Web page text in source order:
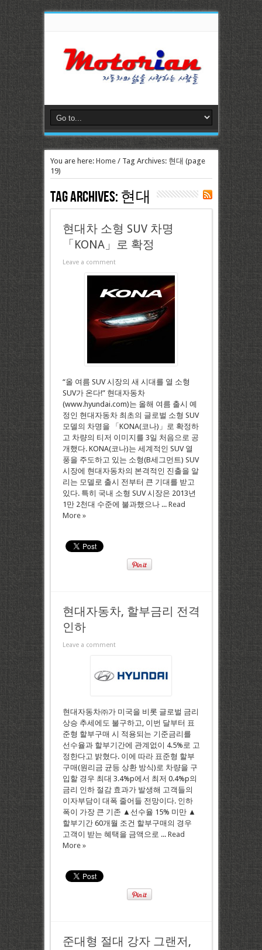
You are here: Home/ Tag Archives: 현대 (page
19)
Tag Archives: 현대
현대차 소형 SUV 차명
「KONA」로 확정
Leave a comment
“올 여름 SUV 시장의 새 시대를 열 소형
SUV가 온다!” 현대자동차
(www.hyundai.com)는 올해 여름 출시 예
정인 현대자동차 최초의 글로벌 소형 SUV
모델의 차명을 「KONA(코나)」로 확정하
고 차량의 티저 이미지를 3일 처음으로 공
개했다. KONA(코나)는 세계적인 SUV 열
풍을 주도하고 있는 소형(B세그먼트) SUV
시장에 현대자동차의 본격적인 진출을 알
리는 모델로 출시 전부터 큰 기대를 받고
있다. 특히 국내 소형 SUV 시장은 2013년
1만 2천대 수준에 불과했으나 ... Read
More »
현대자동차, 할부금리 전격
인하
Leave a comment
현대자동차㈜가 미국을 비롯 글로벌 금리
상승 추세에도 불구하고, 이번 달부터 표
준형 할부구매 시 적용되는 기준금리를
선수율과 할부기간에 관계없이 4.5%로 고
정한다고 밝혔다. 이에 따라 표준형 할부
구매(원리금 균등 상환 방식)로 차량을 구
입할 경우 최대 3.4%p에서 최저 0.4%p의
금리 인하 절감 효과가 발생해 고객들의
이자부담이 대폭 줄어들 전망이다. 인하
폭이 가장 큰 기존 ▲선수율 15% 미만 ▲
할부기간 60개월 조건 할부구매의 경우
고객이 받는 혜택을 금액으로 ... Read
More »
준대형 절대 강자 그랜저,